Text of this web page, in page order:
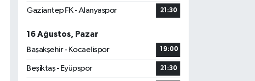
Gaziantep FK - Alanyaspor 21:30
16 Ağustos, Pazar
Başakşehir - Kocaelispor
19:00
Beşiktaş - Eyüpspor 21:30